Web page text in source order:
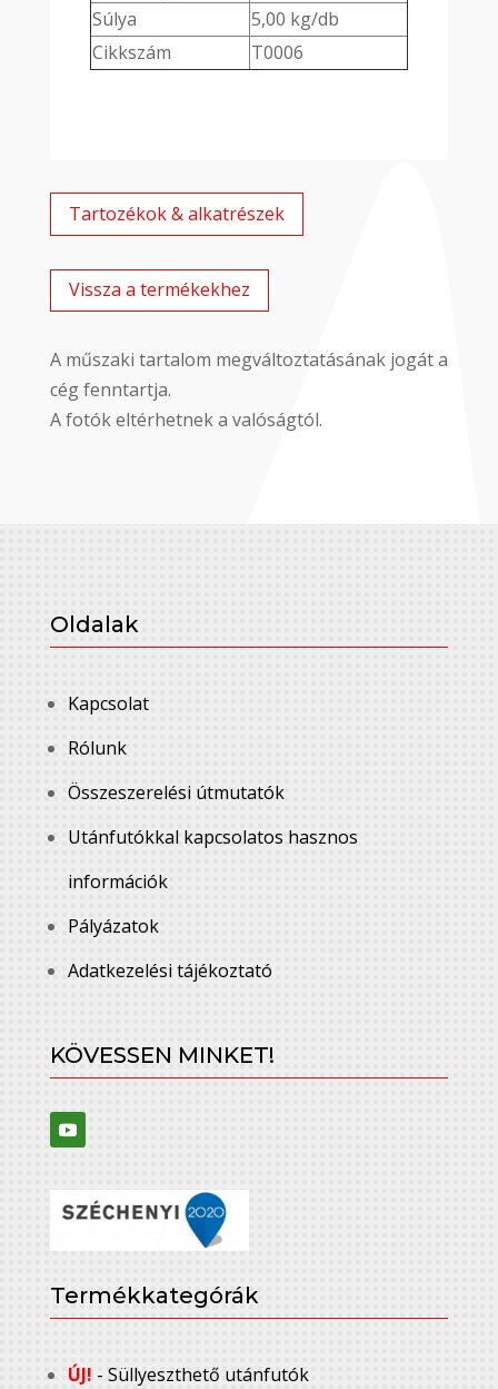
Súlya
5,00 kg/db
Cikkszám
T0006
Tartozékok & alkatrészek
Vissza a termékekhez
A műszaki tartalom megváltoztatásának jogát a
cég fenntartja.
A fotók eltérhetnek a valóságtól.
Oldalak
Kapcsolat
Rólunk
Összeszerelési útmutatók
Utánfutókkal kapcsolatos hasznos
információk
Pályázatok
Adatkezelési tájékoztató
KÖVESSEN MINKET!
Termékkategórák
ÚJ! - Süllyeszthető utánfutók